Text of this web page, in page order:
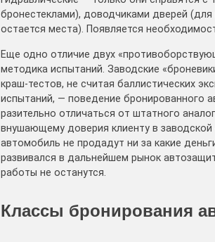
бронестеклами), доводчиками дверей (для
остается места). Появляется
Еще одно отличие двух
методика испытаний. Заводские
краш-тестов, не считая баллистических
испытаний, — поведение бронированного
разительно отличаться от штатного
внушающему доверия клиенту в заводской
автомобиль не продадут ни за какие
развивался в дальнейшем рынок
работы не останутся.
Классы бронирования